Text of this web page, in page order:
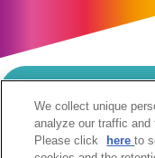
当サイトのご利用に
個人情報の取扱いに
We collect unique
analyze our traffic
Please click
hereto